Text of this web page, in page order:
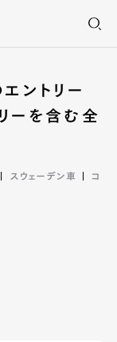
ントリー
ーを含む全
スウェーデン車
コ